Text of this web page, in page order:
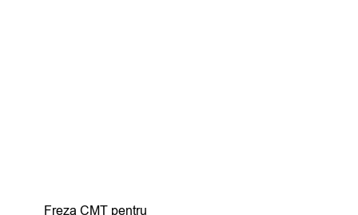
Freza CMT pentru